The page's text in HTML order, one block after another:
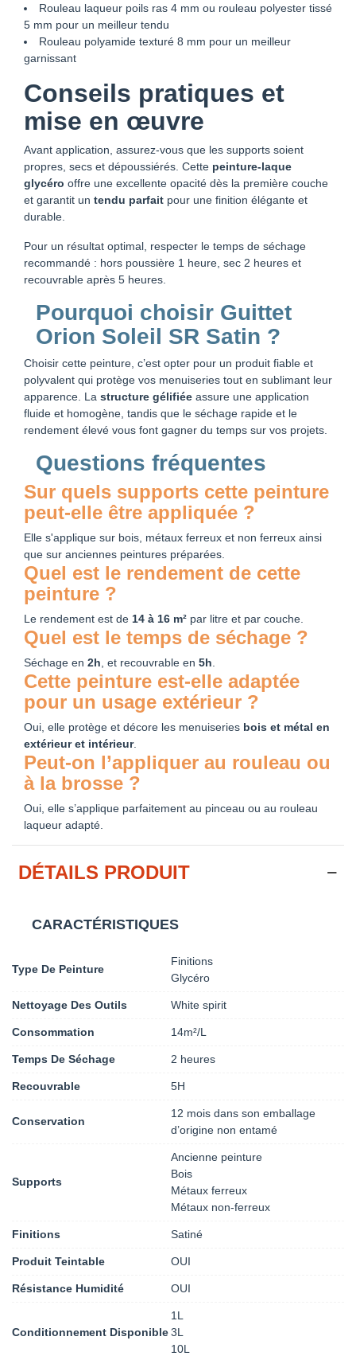
Rouleau laqueur poils ras 4 mm ou rouleau polyester tissé
5 mm pour un meilleur tendu
Rouleau polyamide texturé 8 mm pour un meilleur
garnissant
Conseils pratiques et
mise en œuvre
Avant application, assurez-vous que les supports soient
propres, secs et dépoussiérés. Cette peinture-laque
glycéro offre une excellente opacité dès la première couche
et garantit un tendu parfait pour une finition élégante et
durable.
Pour un résultat optimal, respecter le temps de séchage
recommandé : hors poussière 1 heure, sec 2 heures et
recouvrable après 5 heures.
Pourquoi choisir Guittet
Orion Soleil SR Satin ?
Choisir cette peinture, c’est opter pour un produit fiable et
polyvalent qui protège vos menuiseries tout en sublimant leur
apparence. La structure gélifiée assure une application
fluide et homogène, tandis que le séchage rapide et le
rendement élevé vous font gagner du temps sur vos projets.
Questions fréquentes
Sur quels supports cette peinture
peut-elle être appliquée ?
Elle s'applique sur bois, métaux ferreux et non ferreux ainsi
que sur anciennes peintures préparées.
Quel est le rendement de cette
peinture ?
Le rendement est de 14 à 16 m² par litre et par couche.
Quel est le temps de séchage ?
Séchage en 2h , et recouvrable en 5h
Cette peinture est-elle adaptée
pour un usage extérieur ?
Oui, elle protège et décore les menuiseries bois et métal en
extérieur et intérieur.
Peut-on l’appliquer au rouleau ou
à la brosse ?
Oui, elle s’applique parfaitement au pinceau ou au rouleau
laqueur adapté.
DÉTAILS PRODUIT
CARACTÉRISTIQUES
Type De Peinture
Finitions
Glycéro
Nettoyage Des Outils White spirit
Consommation 14m²/L
Temps De Séchage 2 heures
Recouvrable 5H
Conservation
12 mois dans son emballage
d’origine non entamé
Supports
Ancienne peinture
Bois
Métaux ferreux
Métaux non-ferreux
Finitions Satiné
Produit Teintable OUI
Résistance Humidité OUI
Conditionnement Disponible
1L
3L
10L